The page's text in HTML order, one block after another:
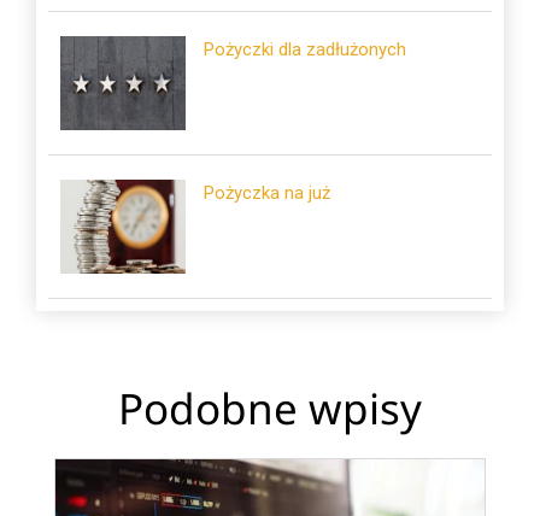
Pożyczki dla zadłużonych
Pożyczka na już
Podobne wpisy